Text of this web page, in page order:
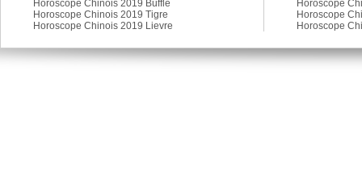
Horoscope Chinois 2019 Buffle
Horoscope Chinois 2019 Tigre
Horoscope Chinois 2019 Lievre
Horoscope
Horoscope
Horoscope